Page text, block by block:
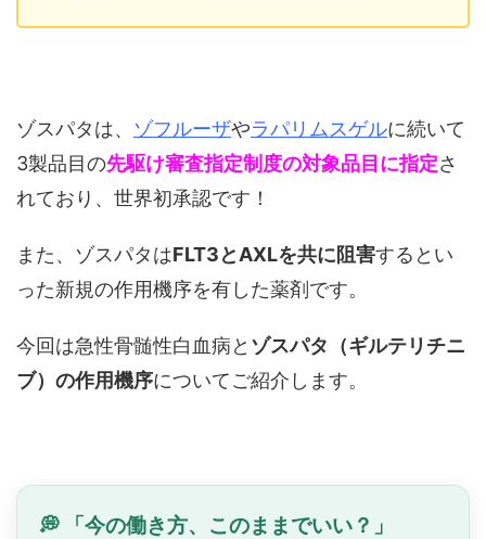
ゾスパタは、 ゾフルーザやラパリムスゲルに続いて
3製品目の先駆け審査指定制度の対象品目に指定さ
れており、世界初承認です！
また、ゾスパタはFLT3とAXLを共に阻害するとい
った新規の作用機序を有した薬剤です。
今回は急性骨髄性白血病と ゾスパタ（ギルテリチニ
ブ）の作用機序についてご紹介します。
💭 「今の働き方、このままでいい？」